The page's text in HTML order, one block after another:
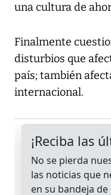
una cultura de
Finalmente
disturbios que
país; también
internacional.